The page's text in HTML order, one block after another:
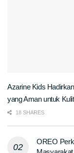
Azarine Kids Hadirkan Face Wash dan Moisturizer
yang Aman untuk
18 SHARES
OREO